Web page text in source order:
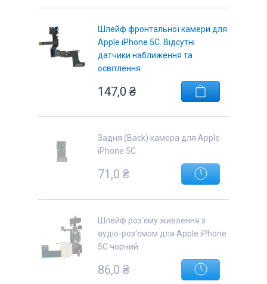
Шлейф фронтальної камери для
Apple iPhone 5С. Відсутні
датчики наближення та
освітлення
147,0 ₴
Задня (Back) камера для Apple
iPhone 5C
71,0 ₴
Шлейф роз'єму живлення з
аудіо-роз'ємом для Apple iPhone
5C чорний
86,0 ₴